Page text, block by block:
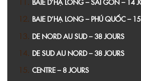
BAIE D’HẠ LONG – PHÚ QUỐC –
DE NORD AU SUD – 38 JOURS
DE SUD AU NORD – 38 JOURS
CENTRE – 8 JOURS